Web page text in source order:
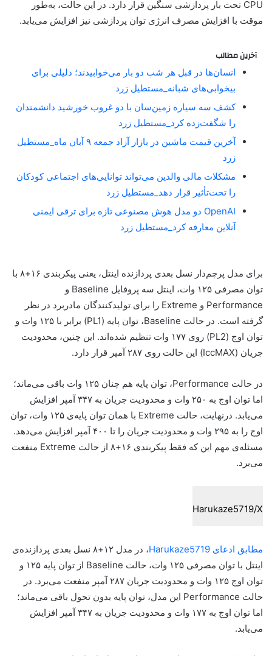
CPU تحت بار پردازشی سنگین قرار دارد. در این حالت، به‌طور
موقت با افزایش مصرف انرژی توان پردازشی نیز افزایش می‌یابد.
آخرین مطالب
انسان‌ها در قبل هر شب دو بار می‌خوابیدند؛ دلیلی برای
بیخوابی‌های شبانه_مستطیل زرد
کشف سه سیاره زمین‌سان با دو غروب خورشید دانشمندان
را شگفت‌زده کرد_مستطیل زرد
آخرین قیمت ماشین در بازار آزاد جمعه ۹ آبان ماه_مستطیل
زرد
مشکلات مالی والدین می‌تواند توانایی‌های اجتماعی کودکان
را تحت‌تأثیر قرار دهد_مستطیل زرد
OpenAI دو مدل هوش مصنوعی تازه برای ترقی ایمنی
آنلاین معارفه کرد_مستطیل زرد
برای مدل پرچم‌دار نسل بعدی پردازنده اینتل، یعنی پیکربندی ۱۶+۸ با
توان مصرفی ۱۲۵ وات، اینتل سه پروفایل Baseline و
Performance و Extreme را برای تولیدکنندگان مادربرد در نظر
گرفته است. در حالت Baseline، توان پایه (PL1) برابر با ۱۲۵ وات و
توان اوج (PL2) روی ۱۷۷ وات تنظیم شده‌اند. این چنین، محدودیت
جریان (IccMAX) این حالت روی ۲۸۷ آمپر قرار دارد.
در حالت Performance، توان پایه هم چنان ۱۲۵ وات باقی می‌ماند؛
اما توان اوج به ۲۵۰ وات و محدودیت جریان به ۳۴۷ آمپر افزایش
می‌یابد. درنهایت، حالت Extreme با همان توان پایه‌ی ۱۲۵ وات، توان
اوج را به ۲۹۵ وات و محدودیت جریان را تا ۴۰۰ آمپر افزایش می‌دهد.
مسئله‌ی مهم این که فقط پیکربندی ۱۶+۸ از حالت Extreme منفعت
می‌برد.
Harukaze5719/X
مطابق ادعای Harukaze5719
، در مدل ۱۲+۸ نسل بعدی پردازنده‌ی
اینتل با توان مصرفی ۱۲۵ وات، حالت Baseline از توان پایه ۱۲۵ و
توان اوج ۱۲۵ وات و محدودیت جریان ۲۸۷ آمپر منفعت می‌برد. در
حالت Performance این مدل، توان پایه‌ بدون‌ تحول باقی می‌ماند؛
اما توان اوج به ۱۷۷ وات و محدودیت جریان به ۳۴۷ آمپر افزایش
می‌یابد.